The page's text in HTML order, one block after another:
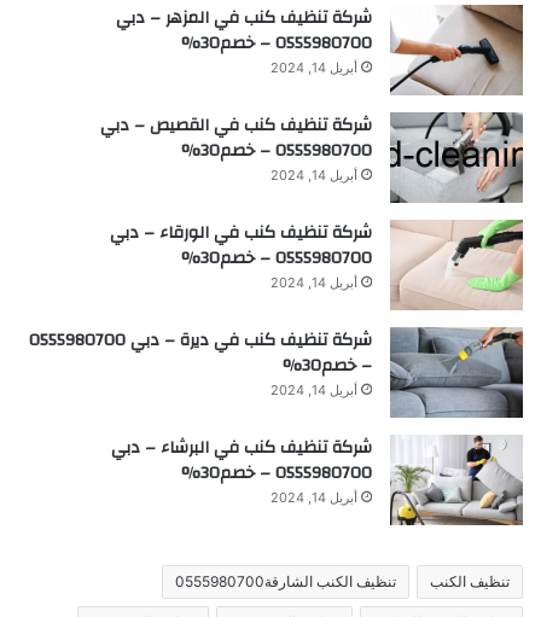
شركة تنظيف كنب في المزهر – دبي
0555980700 – خصم30%
أبريل 14, 2024
شركة تنظيف كنب في القصيص – دبي
0555980700 – خصم30%
أبريل 14, 2024
شركة تنظيف كنب في الورقاء – دبي
0555980700 – خصم30%
أبريل 14, 2024
شركة تنظيف كنب في ديرة – دبي 0555980700
– خصم30%
أبريل 14, 2024
شركة تنظيف كنب في البرشاء – دبي
0555980700 – خصم30%
أبريل 14, 2024
تنظيف الكنب تنظيف الكنب الشارقة0555980700